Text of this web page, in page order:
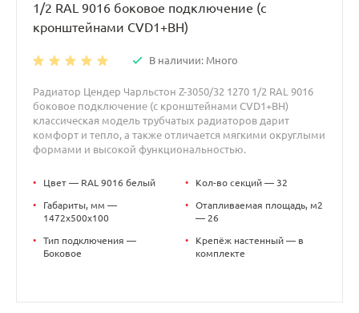
1/2 RAL 9016 боковое подключение (с
кронштейнами CVD1+BH)
В наличии: Много
Радиатор Цендер Чарльстон Z-3050/32 1270 1/2 RAL 9016
боковое подключение (с кронштейнами CVD1+BH)
классическая модель трубчатых радиаторов дарит
комфорт и тепло, а также отличается мягкими округлыми
формами и высокой функциональностью.
• Цвет — RAL 9016 белый
•
Габариты, мм —
1472x500x100
•
Тип подключения —
Боковое
• Кол-во секций — 32
•
Отапливаемая площадь, м2
— 26
•
Крепёж настенный — в
комплекте